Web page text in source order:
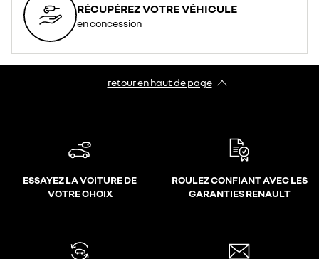
RÉCUPÉREZ VOTRE VÉHICULE
en concession
retour en haut de page​
ESSAYEZ LA VOITURE DE
VOTRE CHOIX
ROULEZ CONFIANT AVEC LES
GARANTIES RENAULT